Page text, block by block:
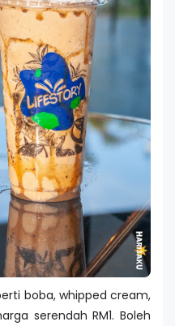
boba, whipped cream,
serendah RM1. Boleh